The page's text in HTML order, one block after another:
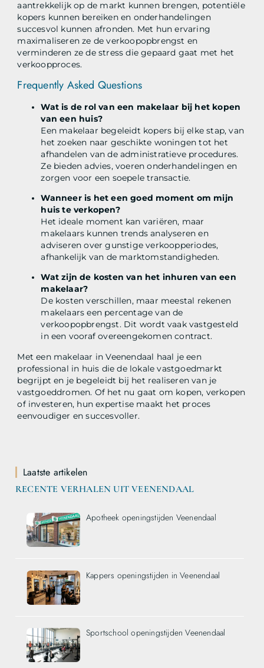
aantrekkelijk op de markt kunnen brengen, potentiële
kopers kunnen bereiken en onderhandelingen
succesvol kunnen afronden. Met hun ervaring
maximaliseren ze de verkoopopbrengst en
verminderen ze de stress die gepaard gaat met het
verkoopproces.
Frequently Asked Questions
Wat is de rol van een makelaar bij het kopen
van een huis?
Een makelaar begeleidt kopers bij elke stap, van
het zoeken naar geschikte woningen tot het
afhandelen van de administratieve procedures.
Ze bieden advies, voeren onderhandelingen en
zorgen voor een soepele transactie.
Wanneer is het een goed moment om mijn
huis te verkopen?
Het ideale moment kan variëren, maar
makelaars kunnen trends analyseren en
adviseren over gunstige verkoopperiodes,
afhankelijk van de marktomstandigheden.
Wat zijn de kosten van het inhuren van een
makelaar?
De kosten verschillen, maar meestal rekenen
makelaars een percentage van de
verkoopopbrengst. Dit wordt vaak vastgesteld
in een vooraf overeengekomen contract.
Met een makelaar in Veenendaal haal je een
professional in huis die de lokale vastgoedmarkt
begrijpt en je begeleidt bij het realiseren van je
vastgoeddromen. Of het nu gaat om kopen, verkopen
of investeren, hun expertise maakt het proces
eenvoudiger en succesvoller.
Laatste artikelen
RECENTE VERHALEN UIT VEENENDAAL
Apotheek openingstijden Veenendaal
Kappers openingstijden in Veenendaal
Sportschool openingstijden Veenendaal